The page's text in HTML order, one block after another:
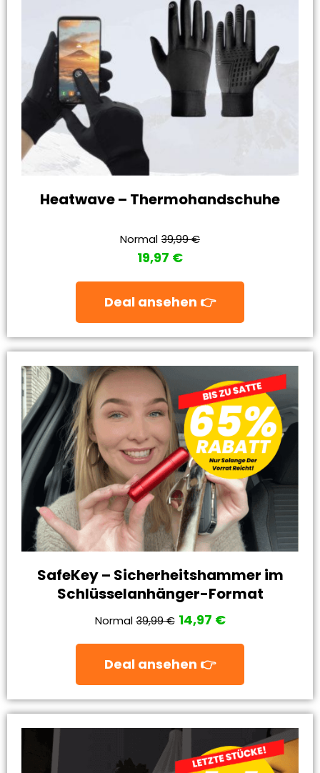
Heatwave – Thermohandschuhe
Normal 39,99 €
19,97 €
Deal ansehen 👉
SafeKey – Sicherheitshammer im
Schlüsselanhänger-Format
Normal 39,99 € 14,97 €
Deal ansehen 👉